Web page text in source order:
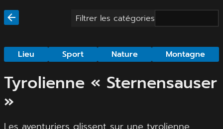
Filtrer les catégories
Lieu Sport Nature Montagne
Tyrolienne « Sternensauser
»